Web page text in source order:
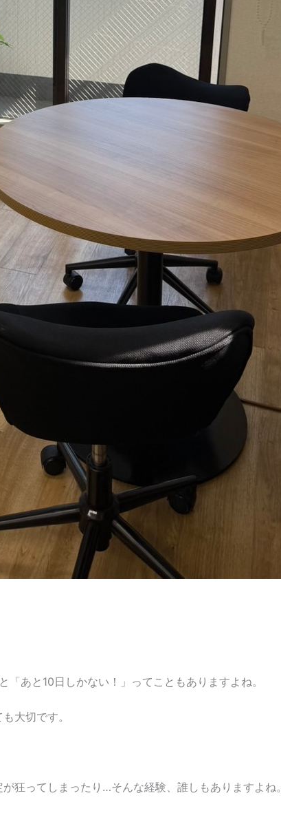
あと10日しかない！」ってこともありますよね。
大切です。
狂ってしまったり…そんな経験、誰しもありますよね。